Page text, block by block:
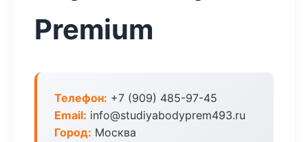
Premium
Телефон: +7 (909) 485-97-45
Email: info@studiyabodyprem493.ru
Город: Москва